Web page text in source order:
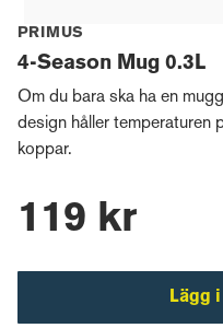
PRIMUS
4-Season Mug 0.3L
Om du bara ska ha en
design håller temperaturen
koppar.
119 kr
Lägg